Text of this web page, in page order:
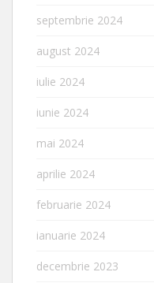
septembrie 2024
august 2024
iulie 2024
iunie 2024
mai 2024
aprilie 2024
februarie 2024
ianuarie 2024
decembrie 2023